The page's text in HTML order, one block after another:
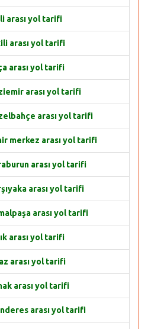
arası yol tarifi
arası yol tarifi
arası yol tarifi
arası yol tarifi
arası yol tarifi
merkez arası yol tarifi
arası yol tarifi
arası yol tarifi
arası yol tarifi
arası yol tarifi
arası yol tarifi
arası yol tarifi
arası yol tarifi